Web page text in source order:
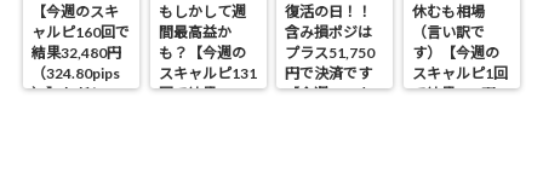
【今週のスキ
ャルピ160回で
結果32,480円
（324.80pips
）】ただしス
もしかして週
間最高益か
も？【今週の
スキャルピ131
回で結果
復活の日！！
含み損ポジは
プラス51,750
円で決済です
【今週のスキ
休むも相場
（言い訳で
す）【今週の
スキャルピ1回
で結果460円